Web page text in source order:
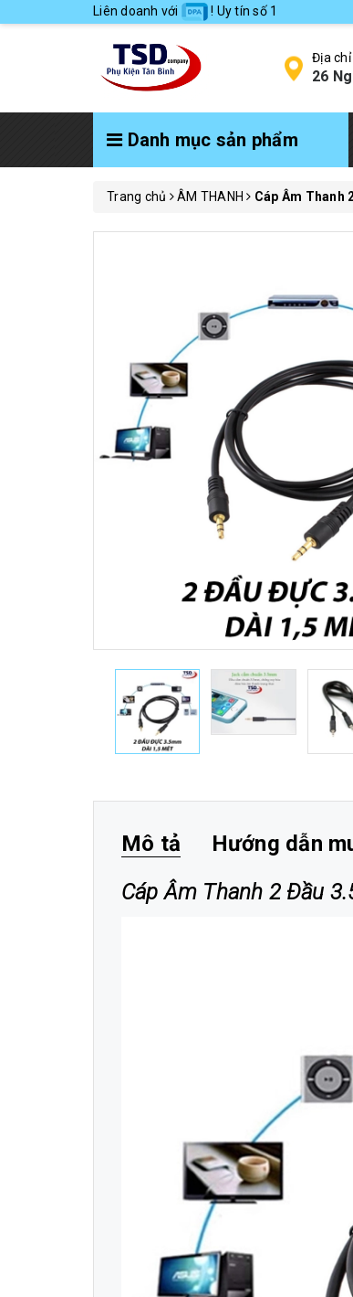
Liên doanh với ! Uy tín số 1
Địa chỉ
26
Danh mục sản phẩm
Trang chủ ÂM THANH Cáp Âm Thanh
Mô tả
Hướng dẫn
Cáp Âm Thanh 2 Đầu